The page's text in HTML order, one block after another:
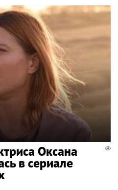
Оксана
в сериале